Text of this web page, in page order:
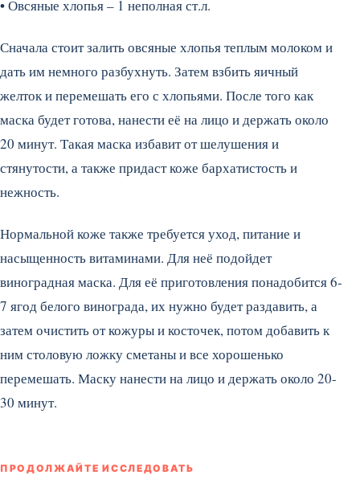
•Овсяные хлопья – 1 неполная ст.л.
Сначала стоит залить овсяные хлопья теплым молоком и
дать им немного разбухнуть. Затем взбить яичный
желток и перемешать его с хлопьями. После того как
маска будет готова, нанести её на лицо и держать около
20 минут. Такая маска избавит от шелушения и
стянутости, а также придаст коже бархатистость и
нежность.
Нормальной коже также требуется уход, питание и
насыщенность витаминами. Для неё подойдет
виноградная маска. Для её приготовления понадобится 6-
7 ягод белого винограда, их нужно будет раздавить, а
затем очистить от кожуры и косточек, потом добавить к
ним столовую ложку сметаны и все хорошенько
перемешать. Маску нанести на лицо и держать около 20-
30 минут.
ПРОДОЛЖАЙТЕ ИССЛЕДОВАТЬ